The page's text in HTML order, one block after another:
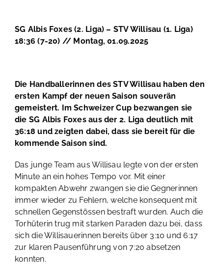
SG Albis Foxes (2. Liga) – STV Willisau (1. Liga)
18:36 (7-20) // Montag, 01.09.2025
Die Handballerinnen des STV Willisau haben den
ersten Kampf der neuen Saison souverän
gemeistert. Im Schweizer Cup bezwangen sie
die SG Albis Foxes aus der 2. Liga deutlich mit
36:18 und zeigten dabei, dass sie bereit für die
kommende Saison sind.
Das junge Team aus Willisau legte von der ersten
Minute an ein hohes Tempo vor. Mit einer
kompakten Abwehr zwangen sie die Gegnerinnen
immer wieder zu Fehlern, welche konsequent mit
schnellen Gegenstössen bestraft wurden. Auch die
Torhüterin trug mit starken Paraden dazu bei, dass
sich die Willisauerinnen bereits über 3:10 und 6:17
zur klaren Pausenführung von 7:20 absetzen
konnten.